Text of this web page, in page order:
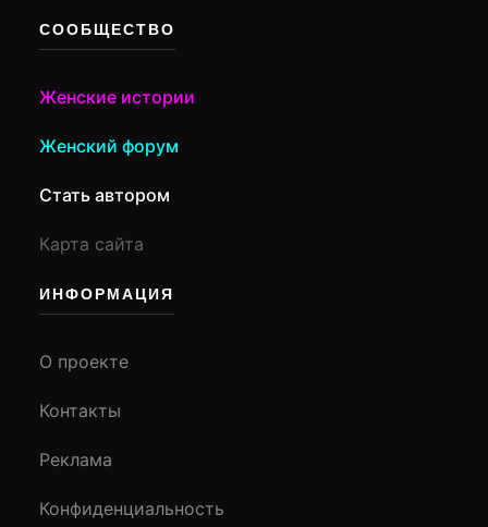
СООБЩЕСТВО
Женские истории
Женский форум
Стать автором
Карта сайта
ИНФОРМАЦИЯ
О проекте
Контакты
Реклама
Конфиденциальность